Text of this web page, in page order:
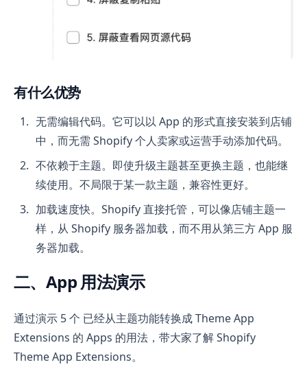
有什么优势
无需编辑代码。它可以以 App 的形式直接安装到店铺
中，而无需 Shopify 个人卖家或运营手动添加代码。
不依赖于主题。即使升级主题甚至更换主题，也能继
续使用。不局限于某一款主题，兼容性更好。
加载速度快。Shopify 直接托管，可以像店铺主题一
样，从 Shopify 服务器加载，而不用从第三方 App 服
务器加载。
二、App 用法演示
通过演示 5 个 已经从主题功能转换成 Theme App
Extensions 的 Apps 的用法，带大家了解 Shopify
Theme App Extensions。